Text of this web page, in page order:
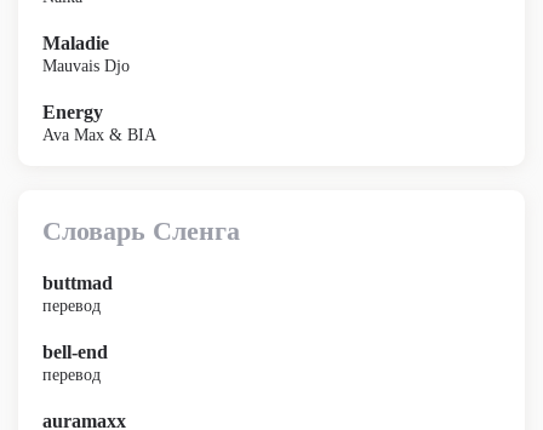
Maladie
Mauvais Djo
Energy
Ava Max & BIA
Словарь Сленга
buttmad
перевод
bell-end
перевод
auramaxx